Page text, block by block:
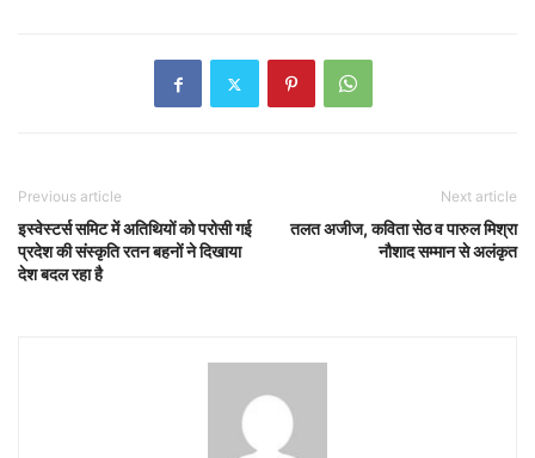
Previous article
इस्वेस्टर्स समिट में अतिथियों को परोसी गई
प्रदेश की संस्कृति रतन बहनों ने दिखाया
देश बदल रहा है
Next article
तलत अजीज, कविता सेठ व पारुल मिश्रा
नौशाद सम्मान से अलंकृत